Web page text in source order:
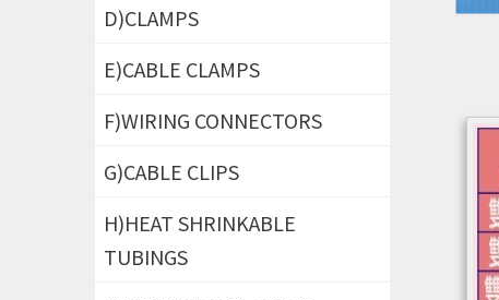
D)CLAMPS
E)CABLE CLAMPS
F)WIRING CONNECTORS
G)CABLE CLIPS
H)HEAT SHRINKABLE
TUBINGS